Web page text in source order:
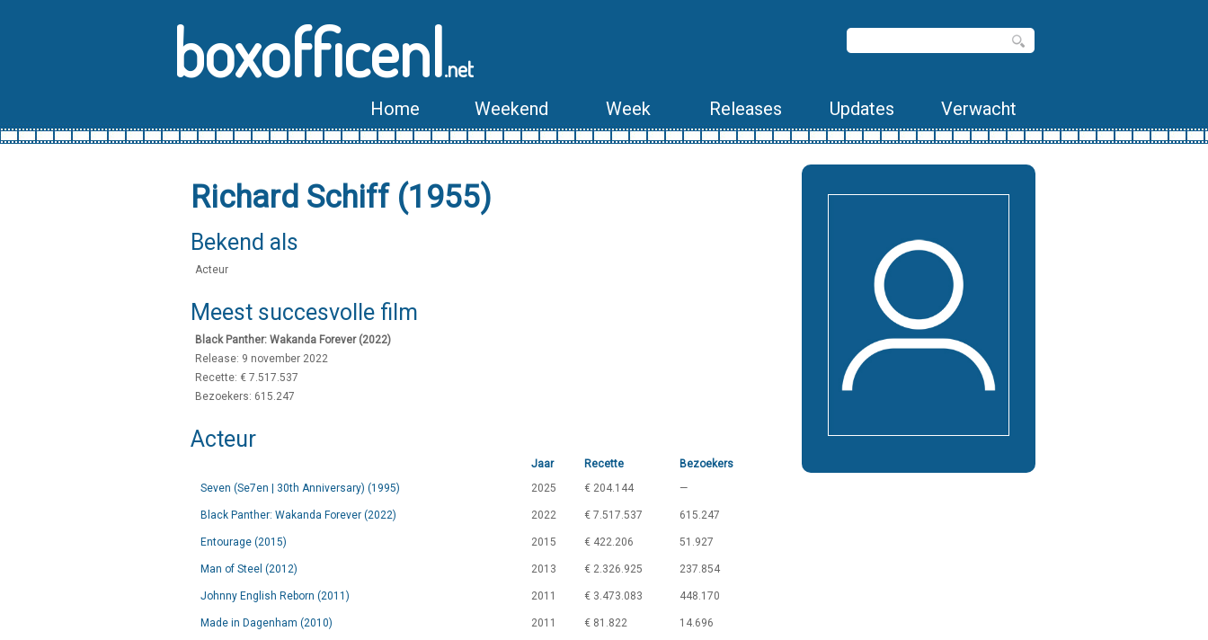
boxofficenl.net
Home Weekend Week Releases Updates Verwacht
Richard Schiff (1955)
Bekend als
Acteur
Meest succesvolle film
Black Panther: Wakanda Forever (2022)
Release: 9 november 2022
Recette: € 7.517.537
Bezoekers: 615.247
Acteur
Jaar Recette
Bezoekers
Seven (Se7en | 30th Anniversary) (1995)
2025 € 204.144 —
Black Panther: Wakanda Forever (2022) 2022 € 7.517.537 615.247
Entourage (2015) 2015 € 422.206 51.927
Man of Steel (2012) 2013 € 2.326.925 237.854
Johnny English Reborn (2011) 2011 € 3.473.083 448.170
Made in Dagenham (2010) 2011 € 81.822 14.696